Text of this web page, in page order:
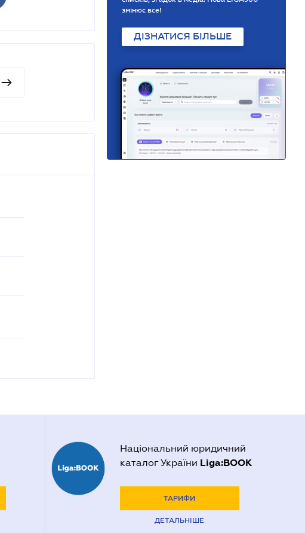
змінює все!
ДІЗНАТИСЯ БІЛЬШЕ
Національний юридичний
каталог України Liga:BOOK
ТАРИФИ
ДЕТАЛЬНІШЕ